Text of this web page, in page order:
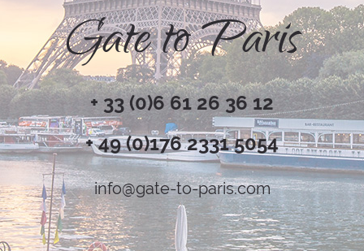
Gate to Paris
+ 33 (0)6 61 26 36 12
+ 49 (0)176 2331 5054
info@gate-to-paris.com